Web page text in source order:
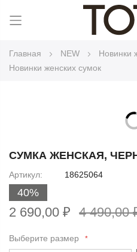
Главная NEW
Новинки
Новинки женских сумок
end
of
the
images
gallery
to
beginning
the
gallery
СУМКА ЖЕНСКАЯ,
Артикул 18625064
40%
2 690,00 ₽ 4 490,00
Выберите размер